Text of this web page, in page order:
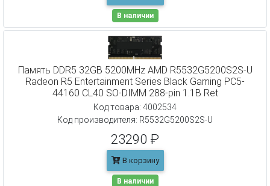
В наличии
Память DDR5 32GB 5200MHz AMD R5532G5200S2S-U
Radeon R5 Entertainment Series Black Gaming PC5-
44160 CL40 SO-DIMM 288-pin 1.1В Ret
Код товара: 4002534
Код производителя: R5532G5200S2S-U
23290 ₽
В корзину
В наличии